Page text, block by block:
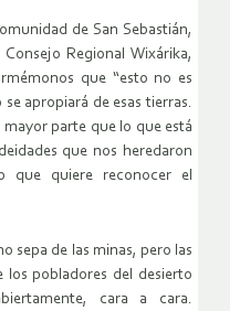
de San Sebastián,
Regional Wixárika,
que “esto no es
apropiará de esas tierras.
parte que lo que está
que nos heredaron
que quiere reconocer el
sepa de las minas, pero las
pobladores del desierto
cara a cara.